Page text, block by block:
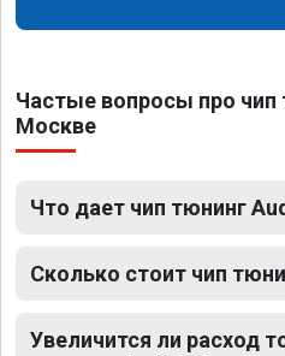
Частые вопросы про чип
Москве
Что дает чип тюнинг
Сколько стоит чип
Увеличится ли расход